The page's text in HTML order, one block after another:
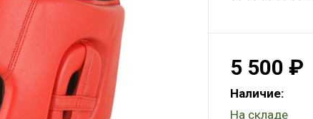
5 500 ₽
Наличие:
На складе